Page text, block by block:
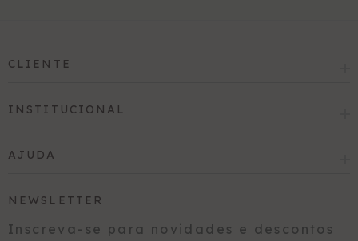
CLIENTE
INSTITUCIONAL
AJUDA
NEWSLETTER
Inscreva-se para novidades e descontos